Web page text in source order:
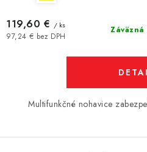
97,24 € bez DPH
119,60 € / ks
Multifunkčné nohavice